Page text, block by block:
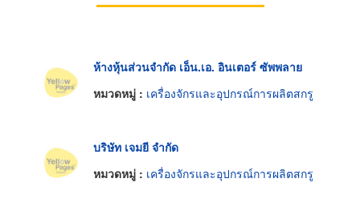
ห้างหุ้นส่วนจำกัด เอ็น.เอ. อินเตอร์ ซัพพลาย
หมวดหมู่ : เครื่องจักรและอุปกรณ์การผลิตสกรู
บริษัท เจมยี จำกัด
หมวดหมู่ : เครื่องจักรและอุปกรณ์การผลิตสกรู